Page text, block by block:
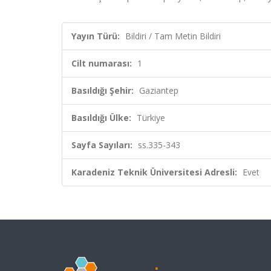
Yayın Türü: Bildiri / Tam Metin Bildiri
Cilt numarası: 1
Basıldığı Şehir: Gaziantep
Basıldığı Ülke: Türkiye
Sayfa Sayıları: ss.335-343
Karadeniz Teknik Üniversitesi Adresli: Evet